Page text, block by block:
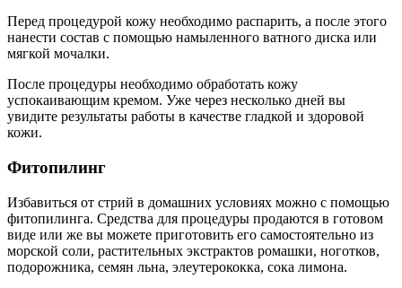
Перед процедурой кожу необходимо распарить, а после этого
нанести состав с помощью намыленного ватного диска или
мягкой мочалки.
После процедуры необходимо обработать кожу
успокаивающим кремом. Уже через несколько дней вы
увидите результаты работы в качестве гладкой и здоровой
кожи.
Фитопилинг
Избавиться от стрий в домашних условиях можно с помощью
фитопилинга. Средства для процедуры продаются в готовом
виде или же вы можете приготовить его самостоятельно из
морской соли, растительных экстрактов ромашки, ноготков,
подорожника, семян льна, элеутерококка, сока лимона.